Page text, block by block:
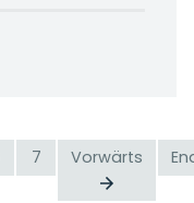
7 Vorwärts